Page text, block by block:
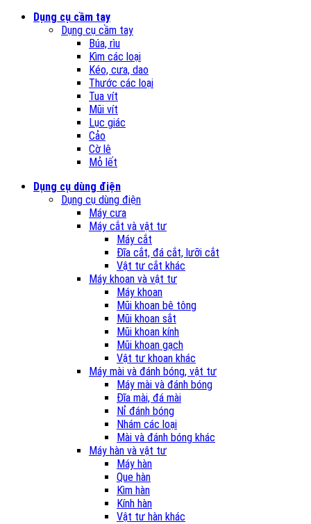
Dụng cụ cầm tay
Dụng cụ cầm tay
Búa, rìu
Kìm các loại
Kéo, cưa, dao
Thước các loại
Tua vít
Mũi vít
Lục giác
Cảo
Cờ lê
Mỏ lết
Dụng cụ dùng điện
Dụng cụ dùng điện
Máy cưa
Máy cắt và vật tư
Máy cắt
Đĩa cắt, đá cắt, lưỡi cắt
Vật tư cắt khác
Máy khoan và vật tư
Máy khoan
Mũi khoan bê tông
Mũi khoan sắt
Mũi khoan kính
Mũi khoan gạch
Vật tư khoan khác
Máy mài và đánh bóng, vật tư
Máy mài và đánh bóng
Đĩa mài, đá mài
Nỉ đánh bóng
Nhám các loại
Mài và đánh bóng khác
Máy hàn và vật tư
Máy hàn
Que hàn
Kìm hàn
Kính hàn
Vật tư hàn khác